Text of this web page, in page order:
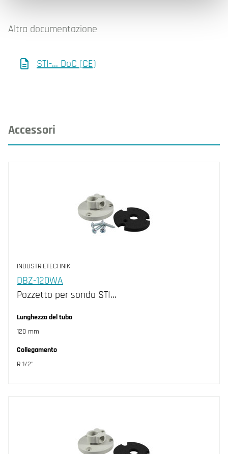
Altra documentazione
STI-... DoC (CE)
Accessori
INDUSTRIETECHNIK
DBZ-120WA
Pozzetto per sonda STI…
Lunghezza del tubo
120 mm
Collegamento
R 1/2"